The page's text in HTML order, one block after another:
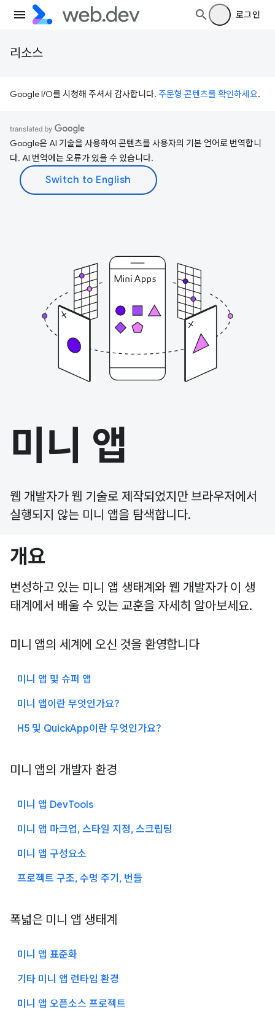
로그인
리소스
Google I/O를 시청해 주셔서 감사합니다. 주문형 콘텐츠를 확인하세요.
Google은 AI 기술을 사용하여 콘텐츠를 사용자의 기본 언어로 번역합니
다. AI 번역에는 오류가 있을 수 있습니다.
미니 앱
웹 개발자가 웹 기술로 제작되었지만 브라우저에서
실행되지 않는 미니 앱을 탐색합니다.
개요
번성하고 있는 미니 앱 생태계와 웹 개발자가 이 생
태계에서 배울 수 있는 교훈을 자세히 알아보세요.
미니 앱의 세계에 오신 것을 환영합니다
미니 앱 및 슈퍼 앱
미니 앱이란 무엇인가요?
H5 및 QuickApp이란 무엇인가요?
미니 앱의 개발자 환경
미니 앱 DevTools
미니 앱 마크업, 스타일 지정, 스크립팅
미니 앱 구성요소
프로젝트 구조, 수명 주기, 번들
폭넓은 미니 앱 생태계
미니 앱 표준화
기타 미니 앱 런타임 환경
미니 앱 오픈소스 프로젝트